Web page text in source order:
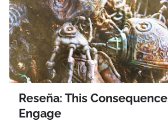
Reseña: This
Engage